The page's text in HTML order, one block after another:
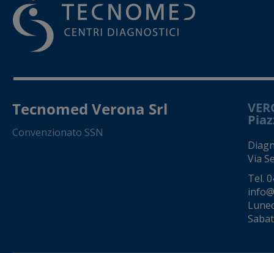
Tecnomed Verona Srl
Convenzionato SSN
Via
Tel.